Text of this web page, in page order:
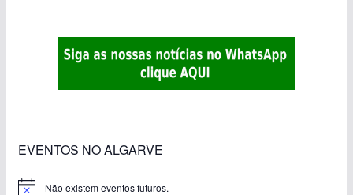
«Estações com Vida» dão origem a excesso de
construção nos terrenos da estação de Lagos
EVENTOS NO ALGARVE
Não existem eventos futuros.